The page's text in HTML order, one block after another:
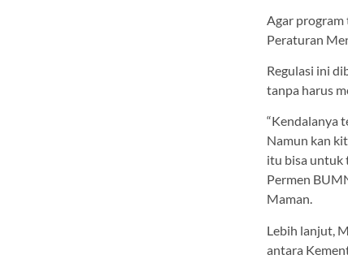
Agar
Peraturan
Regulasi ini
tanpa harus
“Kendalanya
Namun kan
itu bisa untuk
Permen
Maman.
Lebih lanjut,
antara